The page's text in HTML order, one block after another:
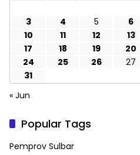
3
4 5 6
10
11 12 13
17
18 19 20
24
25 26 27
31
« Jun
Popular Tags
Pemprov Sulbar